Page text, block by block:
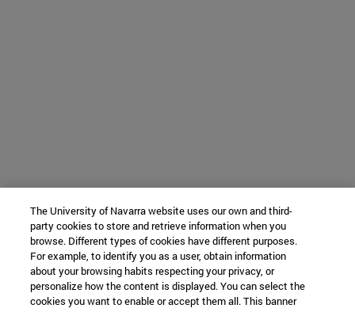
The University of Navarra website uses our own and third-
party cookies to store and retrieve information when you
browse. Different types of cookies have different purposes.
For example, to identify you as a user, obtain information
about your browsing habits respecting your privacy, or
personalize how the content is displayed. You can select the
cookies you want to enable or accept them all. This banner